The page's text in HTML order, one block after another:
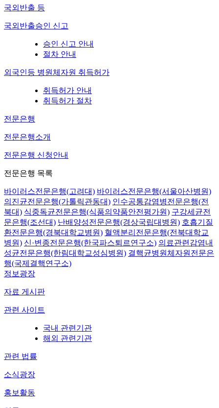
국외반출 등
국외반출승인 신고
승인 신고 안내
절차 안내
외국인등 병원체자원 취득허가
취득허가 안내
취득허가 절차
전문은행
전문은행소개
전문은행 신청안내
전문은행 목록
바이러스전문은행(고려대) 바이러스전문은행(서울아산병원)
의진균전문은행(가톨릭관동대) 인수공통감염병전문은행(전
북대) 식중독균전문은행(식품의약품안전평가원) 구강세균전
문은행(조선대) 난배양성전문은행(경상국립대병원) 호흡기질
환전문은행(경북대학교병원) 혈액분리전문은행(전북대학교
병원) 신·변종전문은행(한국파스퇴르연구소) 의료관련감염내
성균전문은행(한림대학교성심병원) 결핵균병원체자원전문은
행(국제결핵연구소)
정보광장
자료 게시판
관련 사이트
국내 관련기관
해외 관련기관
관련 법률
소식광장
홍보활동